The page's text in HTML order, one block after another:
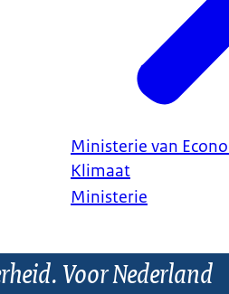
Ministerie van
Klimaat
Ministerie
Voor Nederland